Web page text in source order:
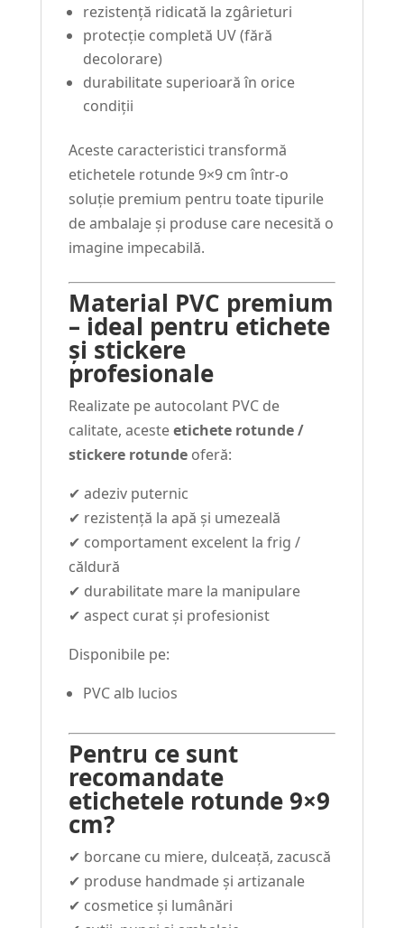
rezistență ridicată la zgârieturi
protecție completă UV (fără
decolorare)
durabilitate superioară în orice
condiții
Aceste caracteristici transformă
etichetele rotunde 9×9 cm într-o
soluție premium pentru toate tipurile
de ambalaje și produse care necesită o
imagine impecabilă.
Material PVC premium
– ideal pentru etichete
și stickere
profesionale
Realizate pe autocolant PVC de
calitate, acesteetichete rotunde /
stickere rotundeoferă:
✔ adeziv puternic
✔ rezistență la apă și umezeală
✔ comportament excelent la frig /
căldură
✔ durabilitate mare la manipulare
✔ aspect curat și profesionist
Disponibile pe:
PVC alb lucios
Pentru ce sunt
recomandate
etichetele rotunde 9×9
cm?
✔ borcane cu miere, dulceață, zacuscă
✔ produse handmade și artizanale
✔ cosmetice și lumânări